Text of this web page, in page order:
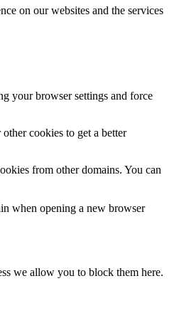
on our websites and the services
your browser settings and force
cookies to get a better
from other domains. You can
when opening a new browser
we allow you to block them here.